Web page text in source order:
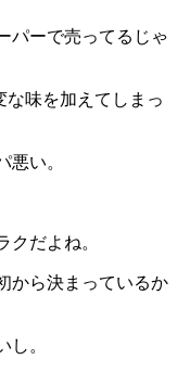
パーで売ってるじゃ
味を加えてしまっ
悪い。
だよね。
から決まっているか
し。